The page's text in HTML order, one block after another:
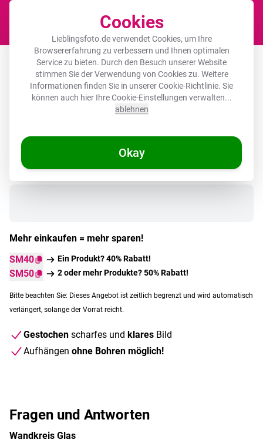
Cookies
Lieblingsfoto.de verwendet Cookies, um Ihre
Browsererfahrung zu verbessern und Ihnen optimalen
Service zu bieten. Durch den Besuch unserer Website
stimmen Sie der Verwendung von Cookies zu. Weitere
Informationen finden Sie in unsererCookie-Richtlinie. Sie
können auch hier Ihre Cookie-Einstellungen verwalten...
ablehnen
Okay
Runde Bilder Glas - Frau - Himbeeren -
Blätter
Auf Lager
Mehr einkaufen = mehr sparen!
SM40
Ein Produkt? 40% Rabatt!
SM50 2 oder mehr Produkte? 50% Rabatt!
Bitte beachten Sie: Dieses Angebot ist zeitlich begrenzt und wird automatisch
verlängert, solange der Vorrat reicht.
Gestochen scharfes und klares Bild
Aufhängen ohne Bohren möglich!
Fragen und Antworten
Wandkreis Glas